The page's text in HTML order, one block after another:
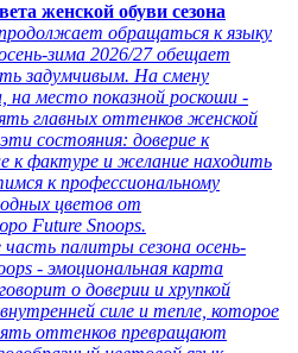
женской обуви сезона
обращаться к языку
зима 2026/27 обещает
задумчивым. На смену
на место показной роскоши -
главных оттенков женской
состояния: доверие к
к фактуре и желание находить
к профессиональному
цветов от
Future Snoops.
палитры сезона осень-
- эмоциональная карта
о доверии и хрупкой
силе и тепле, которое
оттенков превращают